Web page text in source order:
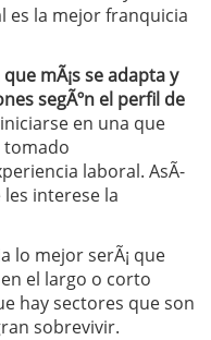
es la mejor franquicia
mÃ¡s se adapta y
segÃºn el perfil de
en una que
tomado
laboral. AsÃ­
interese la
lo mejor serÃ¡ que
el largo o corto
hay sectores que son
sobrevivir.